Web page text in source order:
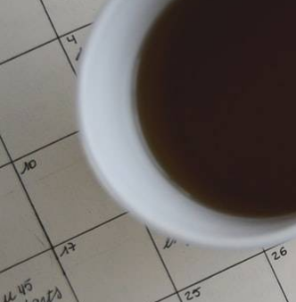
Confira os eventos,
AGENDA DO
Visa, Nivea
semana